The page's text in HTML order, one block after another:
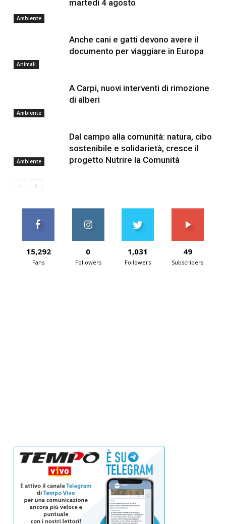
Ambiente
martedì 4 agosto
Animali
Anche cani e gatti devono avere il
documento per viaggiare in Europa
Ambiente
A Carpi, nuovi interventi di rimozione
di alberi
Ambiente
Dal campo alla comunità: natura, cibo
sostenibile e solidarietà, cresce il
progetto Nutrire la Comunità
15,292
Fans
0
Followers
1,031
Followers
49
Subscribers